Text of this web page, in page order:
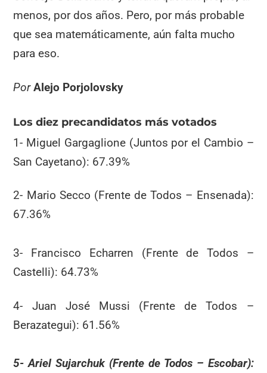
menos, por dos años. Pero, por más probable
que sea matemáticamente, aún falta mucho
para eso.
Por Alejo Porjolovsky
Los diez precandidatos más votados
1- Miguel Gargaglione (Juntos por el Cambio –
San Cayetano): 67.39%
2- Mario Secco (Frente de Todos – Ensenada):
67.36%
3- Francisco Echarren (Frente de Todos –
Castelli): 64.73%
4- Juan José Mussi (Frente de Todos –
Berazategui): 61.56%
5- Ariel Sujarchuk (Frente de Todos – Escobar):